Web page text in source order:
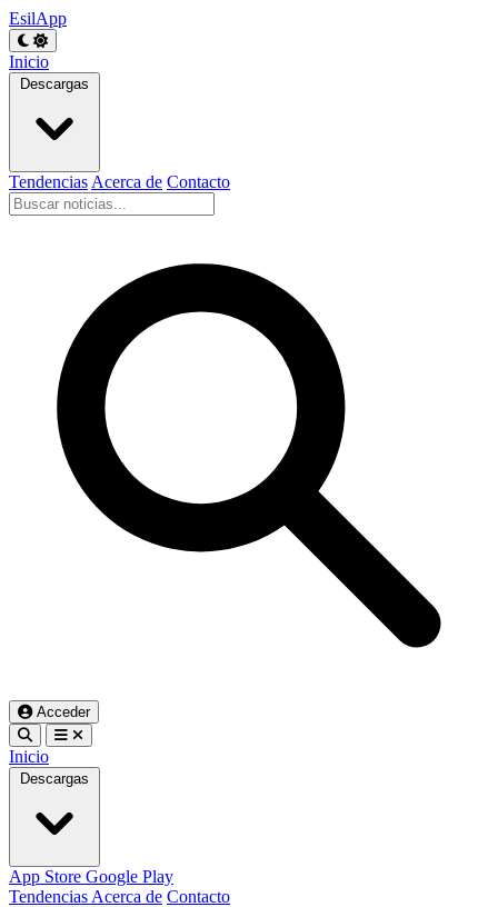
EsilApp
Inicio
Descargas
Tendencias Acerca de Contacto
Acceder
Inicio
Descargas
App Store Google Play
Tendencias Acerca de Contacto